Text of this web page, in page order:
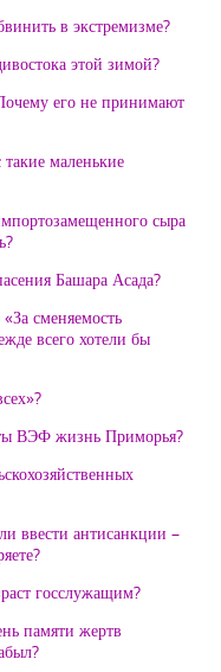
в экстремизме?
этой зимой?
его не принимают
маленькие
сыра
Башара Асада?
сменяемость
всего хотели бы
ВЭФ жизнь Приморья?
ввести антисанкции –
госслужащим?
памяти жертв